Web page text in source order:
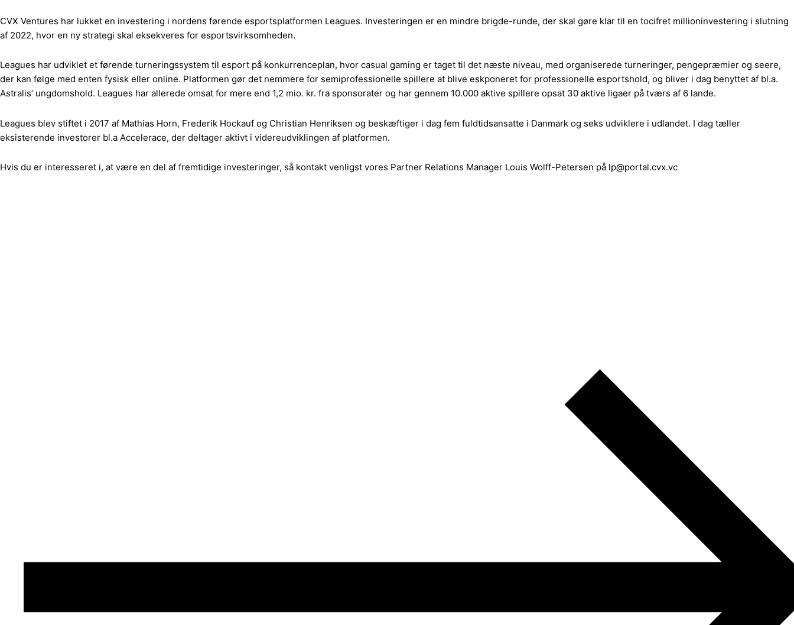
CVX Ventures har lukket en investering i nordens førende esportsplatformen Leagues. Investeringen er en mindre brigde-runde, der skal gøre klar til en tocifret millioninvestering i slutning
af 2022, hvor en ny strategi skal eksekveres for esportsvirksomheden.
Leagues har udviklet et førende turneringssystem til esport på konkurrenceplan, hvor casual gaming er taget til det næste niveau, med organiserede turneringer, pengepræmier og seere,
der kan følge med enten fysisk eller online. Platformen gør det nemmere for semiprofessionelle spillere at blive eskponeret for professionelle esportshold, og bliver i dag benyttet af bl.a.
Astralis’ ungdomshold. Leagues har allerede omsat for mere end 1,2 mio. kr. fra sponsorater og har gennem 10.000 aktive spillere opsat 30 aktive ligaer på tværs af 6 lande.
Leagues blev stiftet i 2017 af Mathias Horn, Frederik Hockauf og Christian Henriksen og beskæftiger i dag fem fuldtidsansatte i Danmark og seks udviklere i udlandet. I dag tæller
eksisterende investorer bl.a Accelerace, der deltager aktivt i videreudviklingen af platformen.
Hvis du er interesseret i, at være en del af fremtidige investeringer, så kontakt venligst vores Partner Relations Manager Louis Wolff-Petersen på lp@portal.cvx.vc